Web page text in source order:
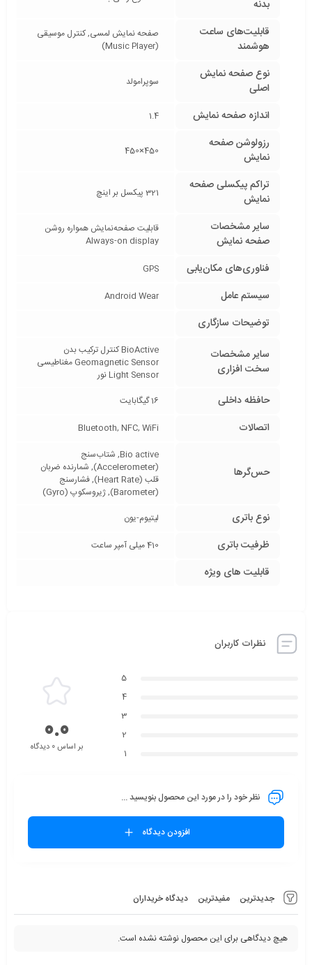
بدنه
قابلیت‌های ساعت
هوشمند
صفحه نمایش لمسی, کنترل موسیقی
(Music Player)
نوع صفحه نمایش
اصلی
سوپرامولد
اندازه صفحه نمایش 1.4
رزولوشن صفحه
نمایش
450×450
تراکم پیکسلی صفحه
نمایش
321 پیکسل بر اینچ
سایر مشخصات
صفحه نمایش
قابلیت صفحه‌نمایش همواره روشن
Always-on display
فناوری‌های مکان‌یابی GPS
سیستم عامل Android Wear
توضیحات سازگاری
سایر مشخصات
سخت افزاری
BioActive کنترل ترکیب بدن
Geomagnetic Sensor مغناطیسی
Light Sensor نور
حافظه داخلی 16 گیگابایت
اتصالات Bluetooth, NFC, WiFi
حس‌گرها
Bio active, شتاب‌سنج
(Accelerometer), شمارنده ضربان
قلب (Heart Rate), فشارسنج
(Barometer), ژیروسکوپ (Gyro)
نوع باتری لیتیوم-یون
ظرفیت باتری 410 میلی آمپر ساعت
قابلیت های ویژه
نظرات کاربران
جدیدترین مفیدترین دیدگاه خریداران
هیچ دیدگاهی برای این محصول نوشته نشده است.
5
4
3
2
1
0.0
بر اساس 0 دیدگاه
نظر خود را در مورد این محصول بنویسید ...
افزودن دیدگاه